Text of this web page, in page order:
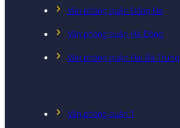
Văn phòng quận Đống Đa
Văn phòng quận Hà Đông
Văn phòng quận Hai Bà Trưng
Văn phòng quận 1